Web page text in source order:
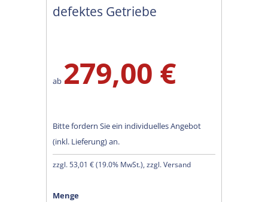
defektes Getriebe
ab 279,00 €
Bitte fordern Sie ein individuelles Angebot
(inkl. Lieferung) an.
zzgl. 53,01 € (19.0% MwSt.), zzgl. Versand
Menge